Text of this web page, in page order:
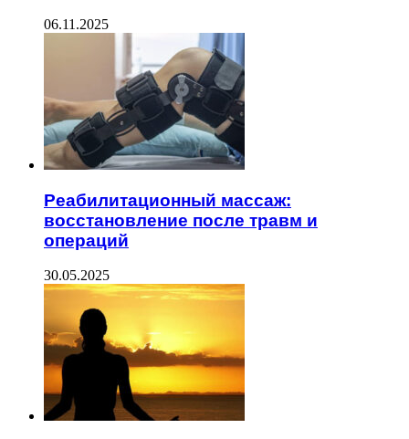
06.11.2025
Реабилитационный массаж:
восстановление после травм и
операций
30.05.2025